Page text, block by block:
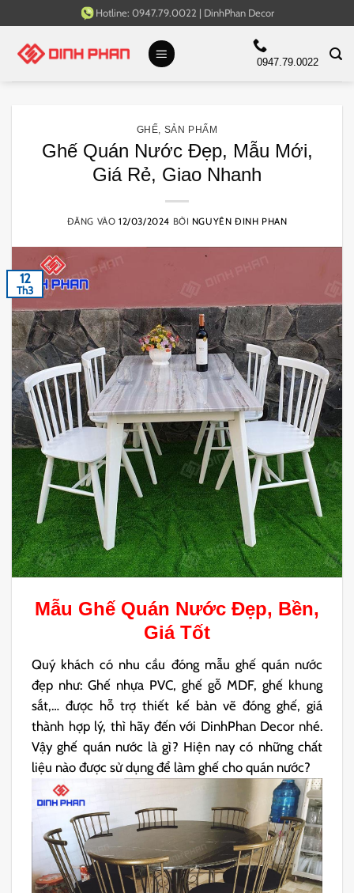
qua
Hotline: 0947.79.0022 | DinhPhan Decor
0947.79.0022
GHẾ SẢN PHẨM
Ghế Quán Nước Đẹp, Mẫu Mới,
Giá Rẻ, Giao Nhanh
ĐĂNG VÀO12/03/2024 BỞI NGUYÊN ĐINH PHAN
12
Th3
Mẫu Ghế Quán Nước Đẹp, Bền,
Giá Tốt
Quý khách có nhu cầu đóng mẫu ghế quán nước
đẹp như: Ghế nhựa PVC, ghế gỗ MDF, ghế khung
sắt,… được hỗ trợ thiết kế bản vẽ đóng ghế, giá
thành hợp lý, thì hãy đến với DinhPhan Decor nhé.
Vậy ghế quán nước là gì? Hiện nay có những chất
liệu nào được sử dụng để làm ghế cho quán nước?